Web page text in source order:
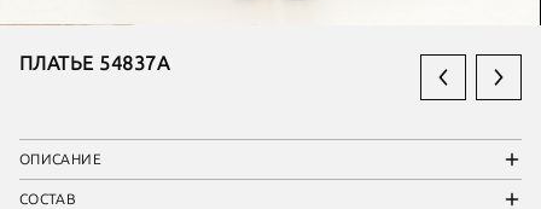
ПЛАТЬЕ 54837А
ОПИСАНИЕ
СОСТАВ